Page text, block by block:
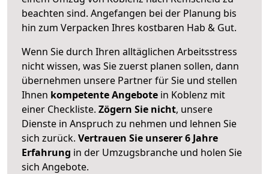
beachten sind. Angefangen bei der Planung bis
hin zum Verpacken Ihres kostbaren Hab & Gut.
Wenn Sie durch Ihren alltäglichen Arbeitsstress
nicht wissen, was Sie zuerst planen sollen, dann
übernehmen unsere Partner für Sie und stellen
Ihnen kompetente Angebote in Koblenz mit
einer Checkliste. Zögern Sie nicht, unsere
Dienste in Anspruch zu nehmen und lehnen Sie
sich zurück. Vertrauen Sie unserer 6 Jahre
Erfahrung in der Umzugsbranche und holen Sie
sich Angebote.